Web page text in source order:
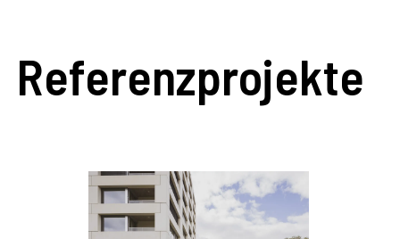
Referenzprojekte